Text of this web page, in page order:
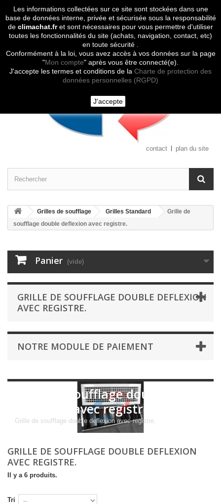
Les informations collectées sur ce site sont stockées dans une
base de données interne, privée et sécurisée sous la responsabilité
de climachat.fret sont nécessaires pour vous permettre d'utiliser
toutes les fonctionnalités du site (achats, navigation, contact, etc)
en toute sécurité .
Conformément à la loi, vous avez accès à vos données sur la page
"Mon compte" après vous être connecté(e).
J'accepte les termes et conditions de la Charte de protection des
données personnelles (RGPD)
J'accepte
Contactez-nous
contact plan du site
Grilles de soufflage Grilles Standard
Grille de
soufflage double deflexion avec registre.
Panier (vide)
GRILLE DE SOUFFLAGE DOUBLE DEFLEXION
AVEC REGISTRE.
NOTRE MODULE DE PAIEMENT
Grille de soufflage double
deflexion avec registre.
Grille de soufflage double deflexion avec registre.
GRILLE DE SOUFFLAGE DOUBLE DEFLEXION
AVEC REGISTRE.
Il y a 6 produits.
Tri